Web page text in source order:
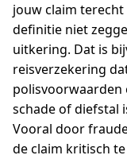
jouw claim terecht
definitie niet
uitkering. Dat is
reisverzekering
polisvoorwaarden
schade of diefstal
Vooral door
de claim kritisch